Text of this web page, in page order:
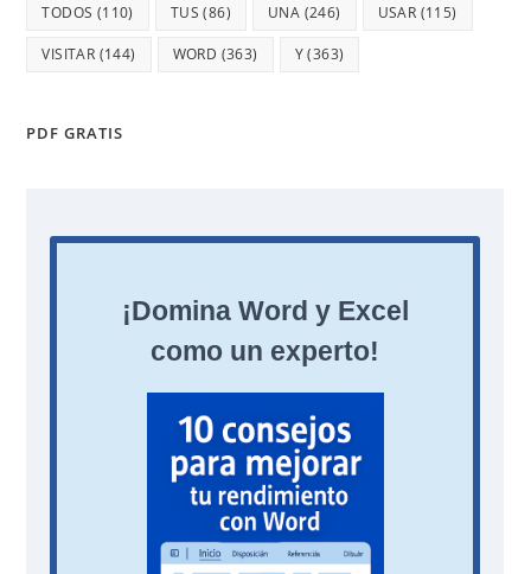
TODOS (110) TUS (86) UNA (246) USAR (115)
VISITAR (144) WORD (363) Y(363)
PDF GRATIS